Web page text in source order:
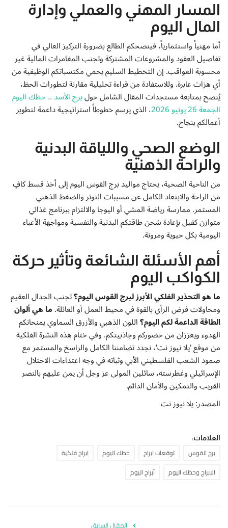
المسار المهني والعملي وإدارة
المال اليوم
أما مهنياً واستثمارياً، فينصحكم الطالع بضرورة التركيز العالي في
تفاصيل العقود والمشروعات المشتركة وتجنب المغامرات المالية غير
محسوبة العواقب. إن التخطيط السليم يحمي مكتسباتكم الوظيفية من
أي هزات عابرة. وللاستفادة من قراءة تحليلية مقارنة لتطورات الحظ،
يُنصح بمتابعة مستجدات المقال الشامل حولبرج الأسد .. حظك اليوم
الجمعة 26 يونيو 2026 ، الذي يرسم خطوطاً استراتيجية داعمة لتطوير
أعمالكم بنجاح.
الوضع الصحي واللياقة البدنية
والراحة الذهنية
من الناحية الصحية، يحتاج مواليد برج القوس اليوم إلى أخذ قسط كافٍ
من الراحة والابتعاد الكامل عن مسببات التوتر والضغط الذهني
المستمر. ممارسة رياضة المشي أو اليوجا والالتزام ببرنامج غذائي
متوازن كفيل بإعادة شحن طاقتكم البدنية والنفسية ومواجهة الأعباء
اليومية بكل حيوية ومرونة.
أهم الأسئلة الشائعة وتأثير حركة
الكواكب اليوم
ما هو التحذير الفلكي الأبرز لبرج القوس اليوم؟تجنب الجدال العقيم
ومحاولات فرض الرأي بالقوة في محيط العمل أو العائلة.ما هي ألوان
الطاقة الداعمة لكم اليوم؟اللون الذهبي والأزرق السماوي يمنحانكم
الهدوء ويعززان من حضوركم وجاذبيتكم. وفي ختام هذه النشرة الفلكية
من موقع 'يلا نيوز نت'، نجدد تضامننا الكامل والراسخ والمستمر مع
صمود الشعب الفلسطيني الأبي وثباته في وجه اعتداءات الاحتلال
الإسرائيلي وغطرسته، سائلين المولى عز وجل أن يمن عليهم بالنصر
القريب والتمكين والأمان الدائم.
المصدر: يلا نيوز نت
العلامات:
برج القوس توقعات ابراج حظك اليوم
ابراج فلكية
الابراج وحظك اليوم
أبراج اليوم
المقال السابق